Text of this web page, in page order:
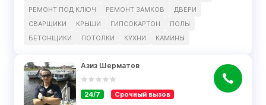
РЕМОНТ ПОД КЛЮЧ
РЕМОНТ ЗАМКОВ
ДВЕРИ
СВАРЩИКИ
КРЫШИ ГИПСОКАРТОН
ПОЛЫ
БЕТОНЩИКИ
ПОТОЛКИ КУХНИ КАМИНЫ
Азиз Шерматов
24/7 Срочный вызов